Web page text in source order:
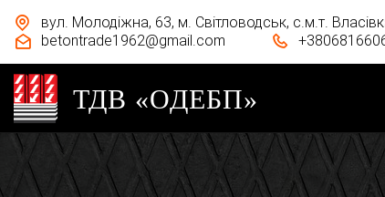
вул. Молодіжна, 63, м. Світловодськ, с.м.т.
betontrade1962@gmail.com
ТДВ «ОДЕБП»